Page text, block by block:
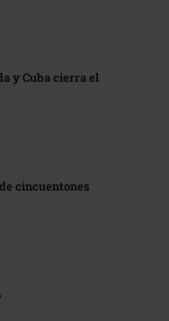
y Cuba cierra el
cincuentones